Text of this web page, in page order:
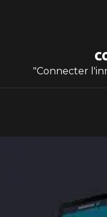
"Connecter